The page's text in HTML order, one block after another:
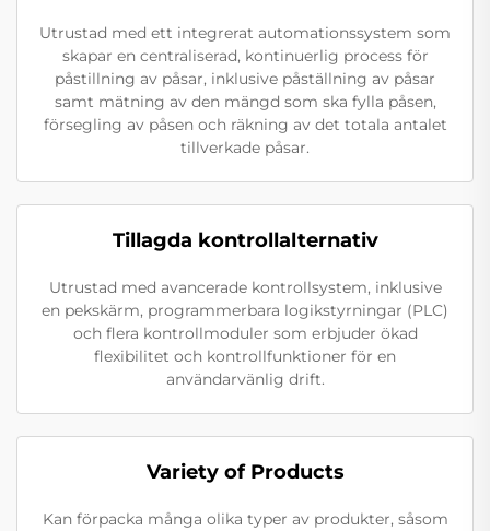
Utrustad med ett integrerat automationssystem som
skapar en centraliserad, kontinuerlig process för
påstillning av påsar, inklusive påställning av påsar
samt mätning av den mängd som ska fylla påsen,
försegling av påsen och räkning av det totala antalet
tillverkade påsar.
Tillagda kontrollalternativ
Utrustad med avancerade kontrollsystem, inklusive
en pekskärm, programmerbara logikstyrningar (PLC)
och flera kontrollmoduler som erbjuder ökad
flexibilitet och kontrollfunktioner för en
användarvänlig drift.
Variety of Products
Kan förpacka många olika typer av produkter, såsom